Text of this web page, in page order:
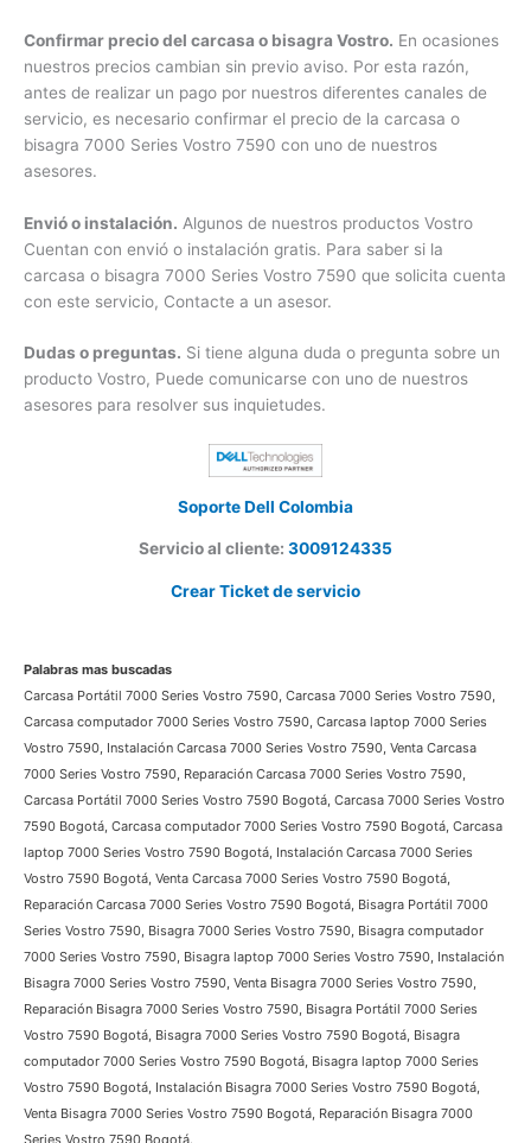
Series Vostro 7590.Es necesario confirmar disponibilidad
de la carcasa o bisagra Dell Vostro que necesita. Esto con el
fin de verificar si el producto Vostro está disponible de forma
inmediata, bajo pedido o en tránsito.
Confirmar precio del carcasa o bisagra Vostro.
esta razón, antes de realizar un pago por nuestros diferentes
canales de servicio, es necesario confirmar el precio de la
carcasa o bisagra 7000 Series Vostro 7590 con uno de
nuestros asesores.
Envió o instalación.Algunos de nuestros productos Vostro
Cuentan con envió o instalación gratis. Para saber si la
carcasa o bisagra 7000 Series Vostro 7590 que solicita
cuenta con este servicio, Contacte a un asesor.
un producto Vostro, Puede comunicarse con uno de
nuestros asesores para resolver sus inquietudes.
Servicio al cliente: 3009124335
Crear Ticket de servicio
Palabras mas buscadas
Carcasa Portátil 7000 Series Vostro 7590, Carcasa 7000 Series Vostro
7590, Carcasa computador 7000 Series Vostro 7590, Carcasa laptop 7000
Series Vostro 7590, Instalación Carcasa 7000 Series Vostro 7590, Venta
Carcasa 7000 Series Vostro 7590, Reparación Carcasa 7000 Series Vostro
7590, Carcasa Portátil 7000 Series Vostro 7590 Bogotá, Carcasa 7000
Series Vostro 7590 Bogotá, Carcasa computador 7000 Series Vostro 7590
Bogotá, Carcasa laptop 7000 Series Vostro 7590 Bogotá, Instalación
Carcasa 7000 Series Vostro 7590 Bogotá, Venta Carcasa 7000 Series
Vostro 7590 Bogotá, Reparación Carcasa 7000 Series Vostro 7590 Bogotá,
Bisagra Portátil 7000 Series Vostro 7590, Bisagra 7000 Series Vostro 7590,
Bisagra computador 7000 Series Vostro 7590, Bisagra laptop 7000 Series
Vostro 7590, Instalación Bisagra 7000 Series Vostro 7590, Venta Bisagra